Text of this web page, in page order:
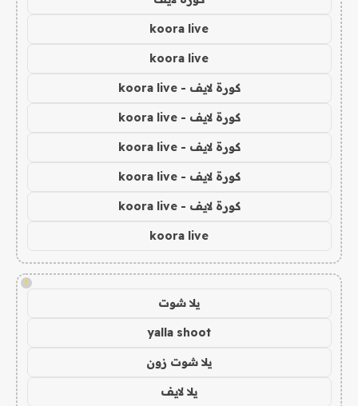
koora live
koora live
كورة لايف - koora live
كورة لايف - koora live
كورة لايف - koora live
كورة لايف - koora live
كورة لايف - koora live
koora live
!
يلا شوت
yalla shoot
يلا شوت زون
يلا لايف